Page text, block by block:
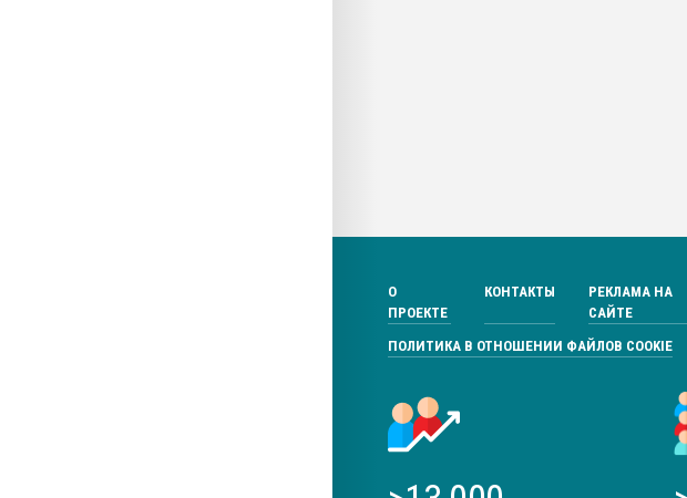
О
ПРОЕКТЕ
КОНТАКТЫ
РЕКЛАМА НА
САЙТЕ
ПОЛИТИКА В ОТНОШЕНИИ ФАЙЛОВ COOKIE